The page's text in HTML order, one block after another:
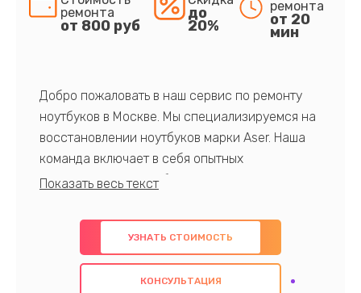
ремонта
от 800 руб
до
20%
ремонта
от 20
мин
Добро пожаловать в наш сервис по ремонту
ноутбуков в Москве. Мы специализируемся на
восстановлении ноутбуков марки Aser. Наша
команда включает в себя опытных
профессионалов с обширными знаниями и
предлагаем быстрый и качественный ремонт с
использованием оригинальных компонентов, а
также гарантируем качество всех
проведенных работ. Наша цель - предоставить
УЗНАТЬ СТОИМОСТЬ
КОНСУЛЬТАЦИЯ